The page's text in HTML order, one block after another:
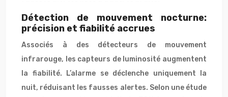
Détection de mouvement nocturne:
précision et fiabilité accrues
Associés à des détecteurs de mouvement
infrarouge, les capteurs de luminosité augmentent
la fiabilité. L’alarme se déclenche uniquement la
nuit, réduisant les fausses alertes. Selon une étude